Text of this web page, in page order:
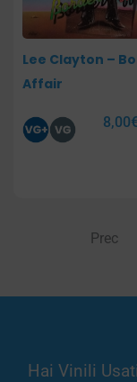
Lee Clayton –
Affair
8,00€
Prec
Hai Vinili